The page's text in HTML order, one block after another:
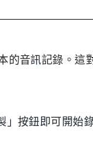
的音訊記錄。這
」按鈕即可開始